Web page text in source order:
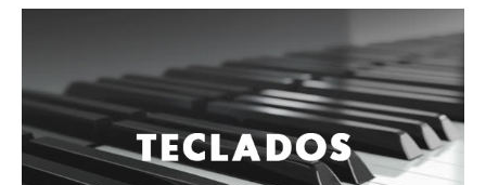
Vientos
Accesorios
Micrófonos